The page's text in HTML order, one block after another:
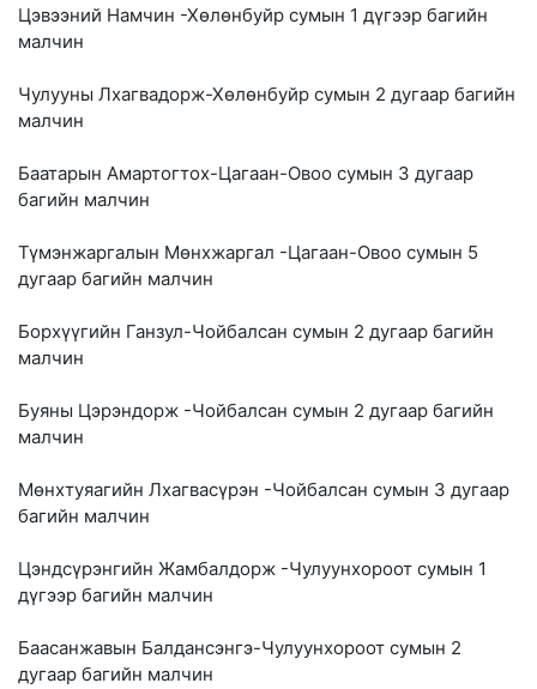
Цэвээний Намчин -Хөлөнбуйр сумын 1 дүгээр багийн
малчин
Чулууны Лхагвадорж-Хөлөнбуйр сумын 2 дугаар багийн
малчин
Баатарын Амартогтох-Цагаан-Овоо сумын 3 дугаар
багийн малчин
Түмэнжаргалын Мөнхжаргал -Цагаан-Овоо сумын 5
дугаар багийн малчин
Борхүүгийн Ганзул-Чойбалсан сумын 2 дугаар багийн
малчин
Буяны Цэрэндорж -Чойбалсан сумын 2 дугаар багийн
малчин
Мөнхтуяагийн Лхагвасүрэн -Чойбалсан сумын 3 дугаар
багийн малчин
Цэндсүрэнгийн Жамбалдорж -Чулуунхороот сумын 1
дүгээр багийн малчин
Баасанжавын Балдансэнгэ-Чулуунхороот сумын 2
дугаар багийн малчин